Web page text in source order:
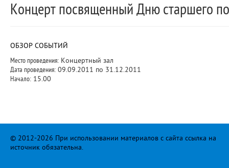
Концерт посвященный Дню старшего
ОБЗОР СОБЫТИЙ
Место проведения: Концертный зал
Дата проведения: 09.09.2011 по 31.12.2011
Начало: 15.00
© 2012-2026 При использовании материалов с сайта ссылка на
источник обязательна.